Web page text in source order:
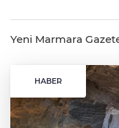
Yeni Marmara
HABER